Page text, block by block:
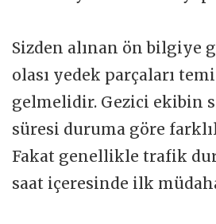
Sizden alınan ön bilgiye
olası yedek parçaları
gelmelidir. Gezici ekibin
süresi duruma göre
Fakat genellikle trafik
saat içeresinde ilk